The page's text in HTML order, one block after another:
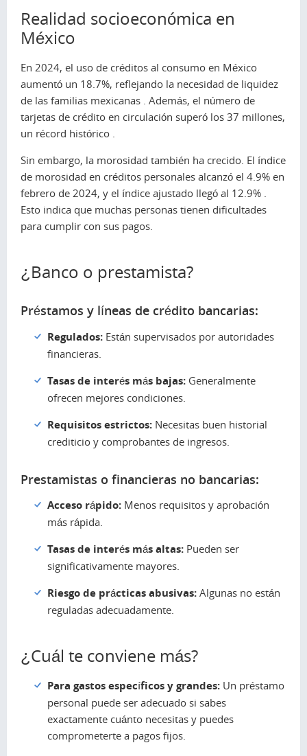
Realidad socioeconómica en
México
En 2024, el uso de créditos al consumo en México
aumentó un 18.7%, reflejando la necesidad de liquidez
de las familias mexicanas . Además, el número de
tarjetas de crédito en circulación superó los 37 millones,
un récord histórico .
Sin embargo, la morosidad también ha crecido. El índice
de morosidad en créditos personales alcanzó el 4.9% en
febrero de 2024, y el índice ajustado llegó al 12.9% .
Esto indica que muchas personas tienen dificultades
para cumplir con sus pagos.
¿Banco o prestamista?
Préstamos y líneas de crédito bancarias:
Regulados: Están supervisados por autoridades
financieras.
Tasas de interés más bajas: Generalmente
ofrecen mejores condiciones.
Requisitos estrictos: Necesitas buen historial
crediticio y comprobantes de ingresos.
Prestamistas o financieras no bancarias:
Acceso rápido: Menos requisitos y aprobación
más rápida.
Tasas de interés más altas: Pueden ser
significativamente mayores.
Riesgo de prácticas abusivas: Algunas no están
reguladas adecuadamente.
¿Cuál te conviene más?
Para gastos específicos y grandes: Un préstamo
personal puede ser adecuado si sabes
exactamente cuánto necesitas y puedes
comprometerte a pagos fijos.